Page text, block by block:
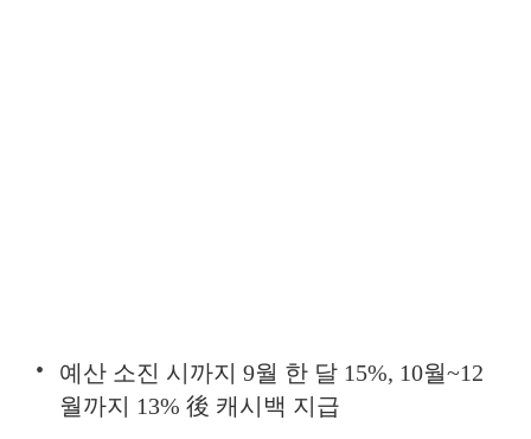
예산 소진 시까지 9월 한 달 15%, 10월~12
월까지 13% 後 캐시백 지급